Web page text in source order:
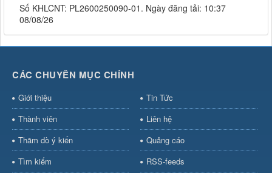
Số KHLCNT: PL2600250090-01. Ngày đăng tải: 10:37
08/08/26
CÁC CHUYÊN MỤC CHÍNH
Giới thiệu
Tin Tức
Thành viên
Liên hệ
Thăm dò ý kiến
Quảng cáo
Tìm kiếm
RSS-feeds